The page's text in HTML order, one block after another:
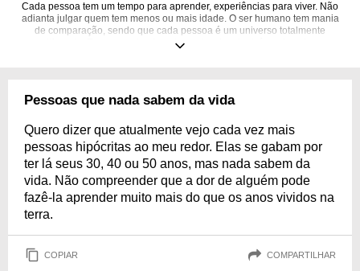
Cada pessoa tem um tempo para aprender, experiências para viver. Não
adianta julgar quem tem menos ou mais idade. O ser humano tem mania
de comparação, sendo que cada pessoa é um universo totalmente
diferente. Troque conhecimentos antes de criar juízos de valor.
Pessoas que nada sabem da vida
Quero dizer que atualmente vejo cada vez mais
pessoas hipócritas ao meu redor. Elas se gabam por
ter lá seus 30, 40 ou 50 anos, mas nada sabem da
vida. Não compreender que a dor de alguém pode
fazê-la aprender muito mais do que os anos vividos na
terra.
COPIAR COMPARTILHAR